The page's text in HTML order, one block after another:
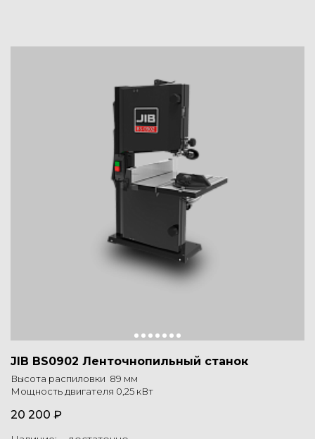
JIB BS0902 Ленточнопильный станок
Высота распиловки 89 мм
Мощность двигателя 0,25 кВт
20 200 ₽